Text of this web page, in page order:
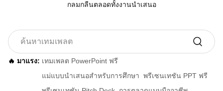
กลมกลืนตลอดทั้งงานนำเสนอ
🔥 มาแรง: เทมเพลต PowerPoint ฟรี
แม่แบบนำเสนอสำหรับการศึกษา พรีเซนเทชัน PPT ฟรี